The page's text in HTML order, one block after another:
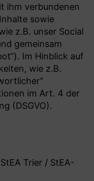
ihm verbundenen
sowie
z.B. unser Social
gemeinsam
Im Hinblick auf
wie z.B.
im Art. 4 der
(DSGVO).
Trier / StEA-